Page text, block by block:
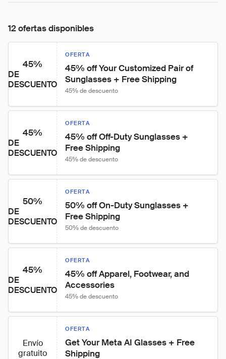
12 ofertas disponibles
45%
DE
DESCUENTO
OFERTA
45% off Your Customized Pair of
Sunglasses + Free Shipping
45% de descuento
45%
DE
DESCUENTO
OFERTA
45% off Off-Duty Sunglasses +
Free Shipping
45% de descuento
50%
DE
DESCUENTO
OFERTA
50% off On-Duty Sunglasses +
Free Shipping
50% de descuento
45%
DE
DESCUENTO
OFERTA
45% off Apparel, Footwear, and
Accessories
45% de descuento
Envío
gratuito
OFERTA
Get Your Meta AI Glasses + Free
Shipping